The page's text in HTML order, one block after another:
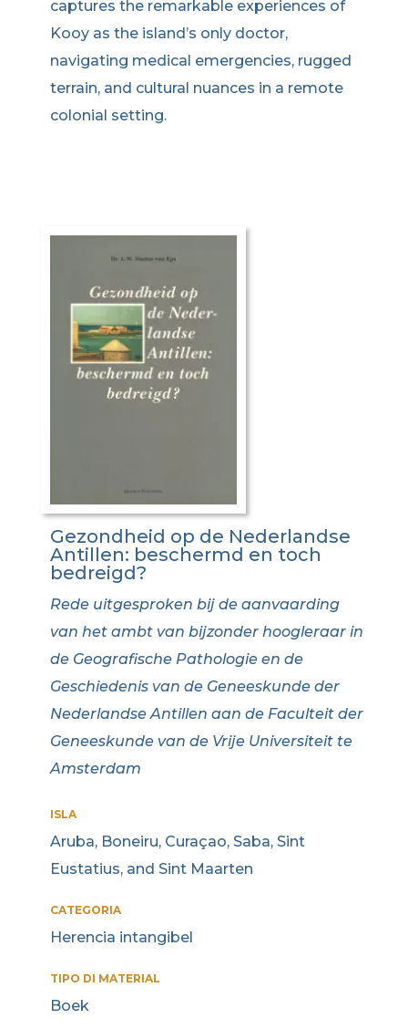
captures the remarkable experiences of
Kooy as the island’s only doctor,
navigating medical emergencies, rugged
terrain, and cultural nuances in a remote
colonial setting.
Gezondheid op de Nederlandse
Antillen: beschermd en toch
bedreigd?
Rede uitgesproken bij de aanvaarding
van het ambt van bijzonder hoogleraar in
de Geografische Pathologie en de
Geschiedenis van de Geneeskunde der
Nederlandse Antillen aan de Faculteit der
Geneeskunde van de Vrije Universiteit te
Amsterdam
ISLA
Aruba, Boneiru, Curaçao, Saba, Sint
Eustatius, and Sint Maarten
CATEGORIA
Herencia intangibel
TIPO DI MATERIAL
Boek